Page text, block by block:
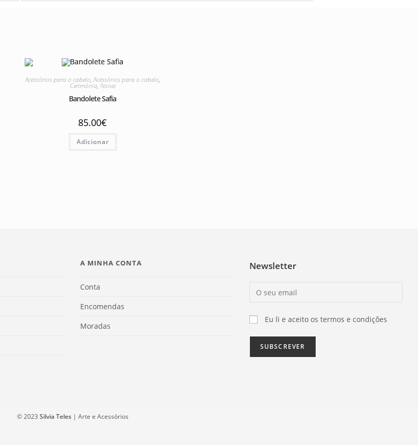
Acessórios para o cabelo,Acessórios para o cabelo,
Cerimónia, Noiva
Bandolete Safia
85.00€
Adicionar
A MINHA CONTA
Conta
Encomendas
Moradas
Newsletter
Eu li e aceito os termos e condições
© 2023 Silvia Teles| Arte e Acessórios